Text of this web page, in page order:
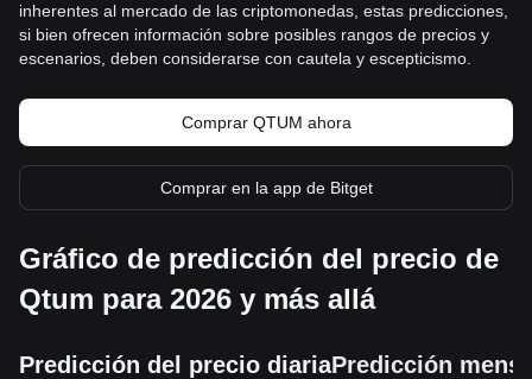
inherentes al mercado de las criptomonedas, estas predicciones,
si bien ofrecen información sobre posibles rangos de precios y
escenarios, deben considerarse con cautela y escepticismo.
Comprar QTUM ahora
Comprar en la app de Bitget
Gráfico de predicción del precio de
Qtum para 2026 y más allá
Predicción del precio diariaPredicción